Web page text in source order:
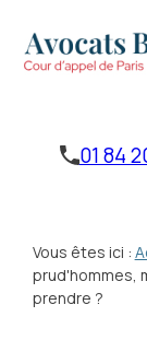
01 84
Vous êtes ici :
prud'hommes,
prendre ?